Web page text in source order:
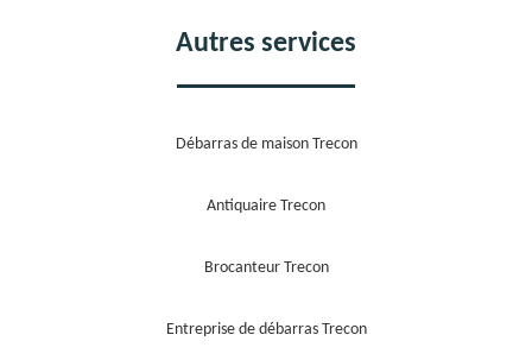
Autres services
Débarras de maison Trecon
Antiquaire Trecon
Brocanteur Trecon
Entreprise de débarras Trecon